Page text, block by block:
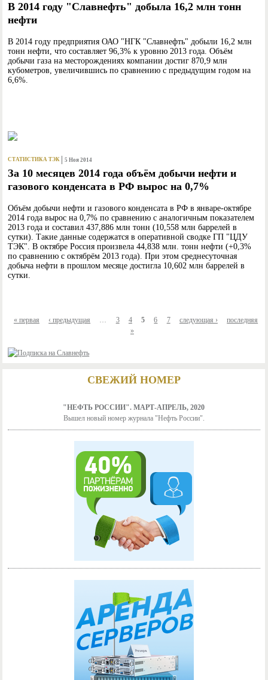
В 2014 году "Славнефть" добыла 16,2 млн тонн
нефти
В 2014 году предприятия ОАО "НГК "Славнефть" добыли 16,2 млн
тонн нефти, что составляет 96,3% к уровню 2013 года. Объём
добычи газа на месторождениях компании достиг 870,9 млн
кубометров, увеличившись по сравнению с предыдущим годом на
6,6%.
СТАТИСТИКА ТЭК 5 Ноя 2014
За 10 месяцев 2014 года объём добычи нефти и
газового конденсата в РФ вырос на 0,7%
Объём добычи нефти и газового конденсата в РФ в январе-октябре
2014 года вырос на 0,7% по сравнению с аналогичным показателем
2013 года и составил 437,886 млн тонн (10,558 млн баррелей в
сутки). Такие данные содержатся в оперативной сводке ГП "ЦДУ
ТЭК". В октябре Россия произвела 44,838 млн. тонн нефти (+0,3%
по сравнению с октябрём 2013 года). При этом среднесуточная
добыча нефти в прошлом месяце достигла 10,602 млн баррелей в
сутки.
« первая ‹ предыдущая … 3 4 5 6 7 следующая ›
последняя
»
СВЕЖИЙ НОМЕР
"НЕФТЬ РОССИИ". МАРТ-АПРЕЛЬ, 2020
Вышел новый номер журнала "Нефть России".